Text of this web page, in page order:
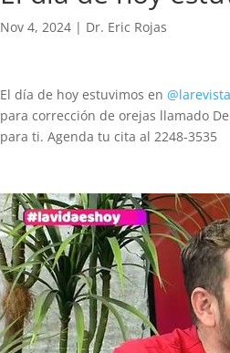
Nov 4, 2024| Dr. Eric Rojas
El día de hoy estuvimos en
para corrección de orejas llamado
para ti. Agenda tu cita al 2248-3535